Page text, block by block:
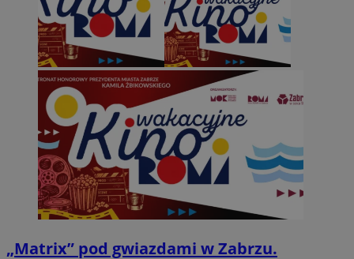
„Matrix” pod gwiazdami w Zabrzu.